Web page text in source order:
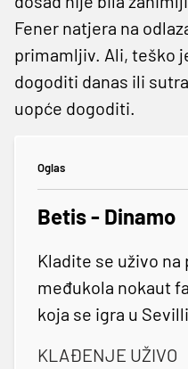
Fener natjera na
primamljiv. Ali, teško
dogoditi danas ili
uopće dogoditi.
Oglas
Betis - Dinamo
Kladite se uživo
međukola nokaut
koja se igra u
KLAĐENJE UŽIVO